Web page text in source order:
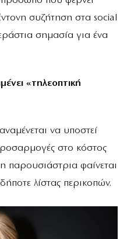
συζήτηση στα social
σημασία για ένα
«τηλεοπτική
να υποστεί
στο κόστος
παρουσιάστρια φαίνεται
λίστας περικοπών.